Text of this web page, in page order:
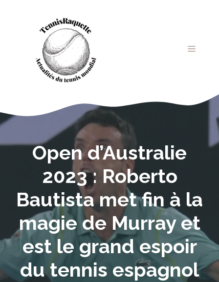
MENU
Open d’Australie
2023 : Roberto
Bautista met fin à la
magie de Murray et
est le grand espoir
du tennis espagnol